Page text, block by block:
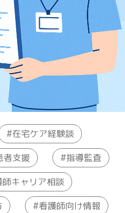
在宅ケア経験談
者支援 指導監査
キャリア相談
看護師向け情報